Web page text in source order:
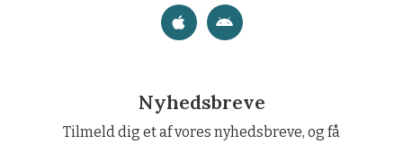
Nyhedsbreve
Tilmeld dig et af vores nyhedsbreve, og få